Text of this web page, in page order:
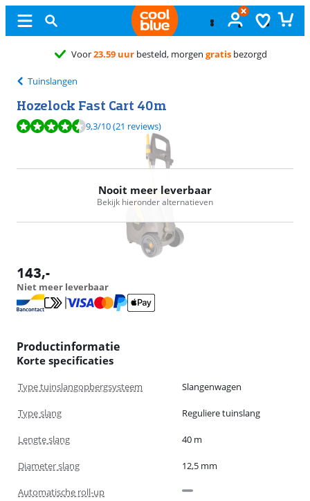
Gratis
Tuinslangen
Hozelock Fast Cart 40m
Beoordeling is 9,3 van de 10, gebaseerd op 21 reviews.
9,3/10(21 reviews)
Nooit meer leverbaar
Bekijk hieronder alternatieven
143,-
Niet meer leverbaar
Productinformatie
Korte specificaties
Type tuinslangopbergsysteem Slangenwagen
Type slang Reguliere tuinslang
Lengte slang 40 m
Diameter slang 12,5 mm
Automatische roll-up